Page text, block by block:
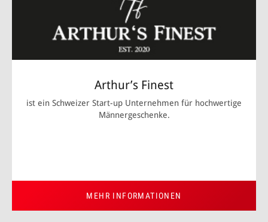
Arthur’s Finest
ist ein Schweizer Start-up Unternehmen für hochwertige
Männergeschenke.
MEHR INFORMATIONEN